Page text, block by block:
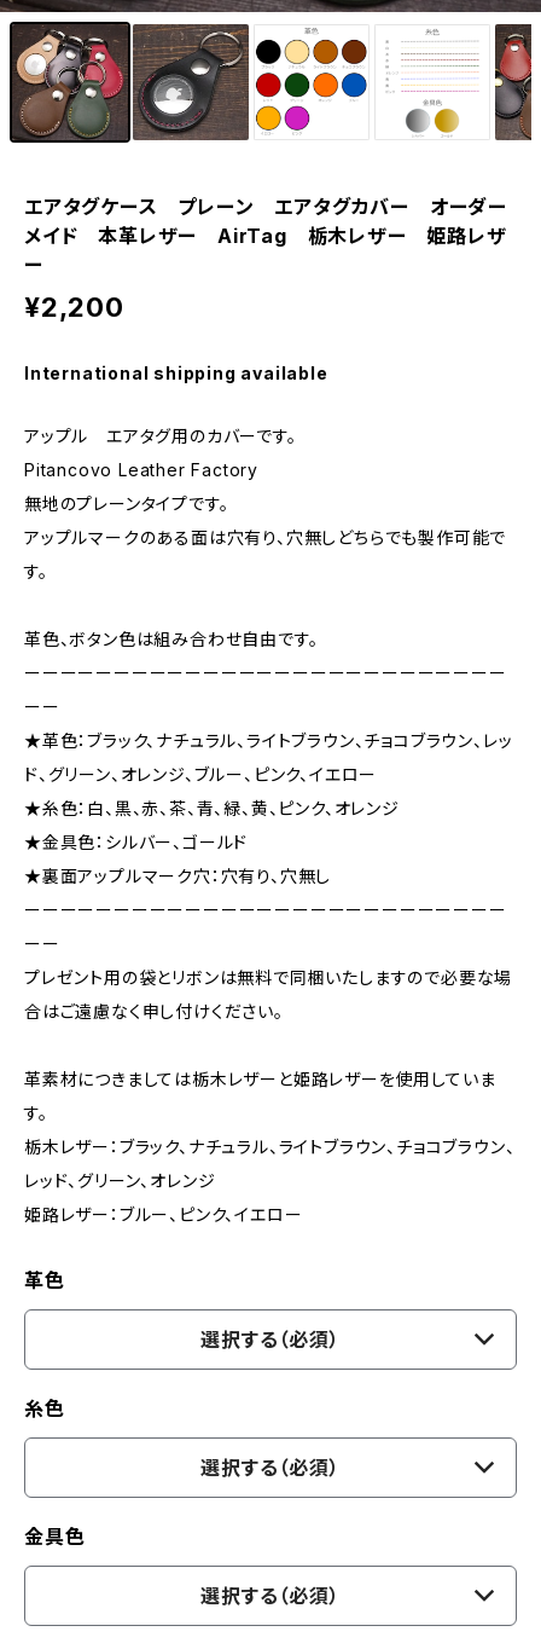
エアタグケース プレーン エアタグカバー オーダー
メイド 本革レザー AirTag 栃木レザー 姫路レザ
ー
¥2,200
International shipping available
アップル エアタグ用のカバーです。
Pitancovo Leather Factory
無地のプレーンタイプです。
アップルマークのある面は穴有り、穴無しどちらでも製作可能で
す。
革色、ボタン色は組み合わせ自由です。
ーーーーーーーーーーーーーーーーーーーーーーーーーーー
ーー
★革色：ブラック、ナチュラル、ライトブラウン、チョコブラウン、レッ
ド、グリーン、オレンジ、ブルー、ピンク、イエロー
★糸色：白、黒、赤、茶、青、緑、黄、ピンク、オレンジ
★金具色：シルバー、ゴールド
★裏面アップルマーク穴：穴有り、穴無し
ーーーーーーーーーーーーーーーーーーーーーーーーーーー
ーー
プレゼント用の袋とリボンは無料で同梱いたしますので必要な場
合はご遠慮なく申し付けください。
革素材につきましては栃木レザーと姫路レザーを使用していま
す。
栃木レザー：ブラック、ナチュラル、ライトブラウン、チョコブラウン、
レッド、グリーン、オレンジ
姫路レザー：ブルー、ピンク、イエロー
革色
選択する（必須）
糸色
選択する（必須）
金具色
選択する（必須）